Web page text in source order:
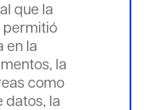
que la
permitió
en la
la
como
datos, la